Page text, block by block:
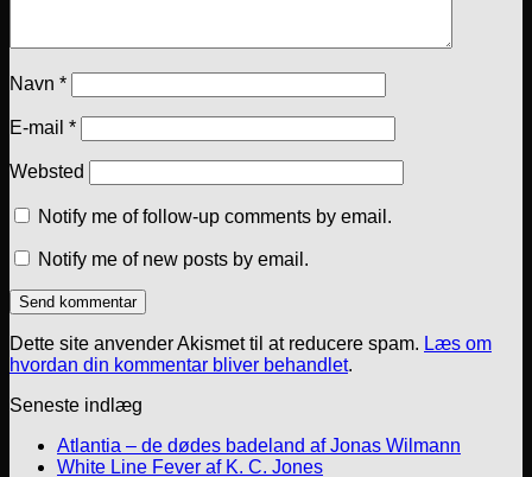
Navn *
E-mail *
Websted
Notify me of follow-up comments by email.
Notify me of new posts by email.
Dette site anvender Akismet til at reducere spam. Læs om
hvordan din kommentar bliver behandlet.
Seneste indlæg
Atlantia – de dødes badeland af Jonas Wilmann
White Line Fever af K. C. Jones